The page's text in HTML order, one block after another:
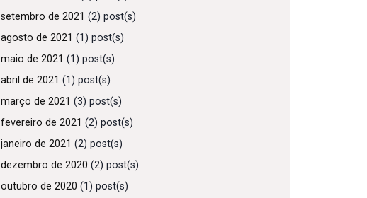
setembro de 2021 (2) post(s)
agosto de 2021 (1) post(s)
maio de 2021 (1) post(s)
abril de 2021 (1) post(s)
março de 2021 (3) post(s)
fevereiro de 2021 (2) post(s)
janeiro de 2021 (2) post(s)
dezembro de 2020 (2) post(s)
outubro de 2020 (1) post(s)